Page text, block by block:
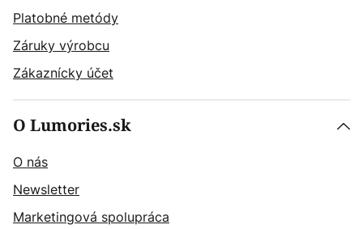
Platobné metódy
Záruky výrobcu
Zákaznícky účet
O Lumories.sk
O nás
Newsletter
Marketingová spolupráca